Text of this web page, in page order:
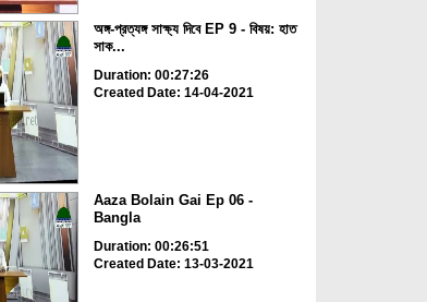
অঙ্গ-প্রত্যঙ্গ সাক্ষ্য দিবে EP 9 - বিষয়: হাত
সাক...
Duration: 00:27:26
Created Date: 14-04-2021
Aaza Bolain Gai Ep 06 -
Bangla
Duration: 00:26:51
Created Date: 13-03-2021